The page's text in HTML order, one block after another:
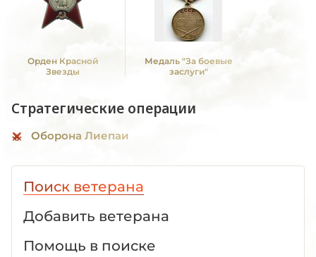
Орден Красной
Звезды
Медаль "За боевые
заслуги"
Стратегические операции
Оборона Лиепаи
Поиск ветерана
Добавить ветерана
Помощь в поиске